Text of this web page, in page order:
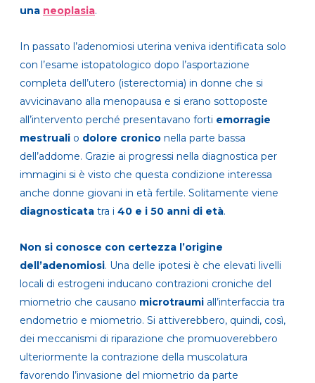
una neoplasia.
In passato l’adenomiosi uterina veniva identificata solo
con l’esame istopatologico dopo l’asportazione
completa dell’utero (isterectomia) in donne che si
avvicinavano alla menopausa e si erano sottoposte
all’intervento perché presentavano forti emorragie
mestruali o dolore cronico nella parte bassa
dell’addome. Grazie ai progressi nella diagnostica per
immagini si è visto che questa condizione interessa
anche donne giovani in età fertile. Solitamente viene
diagnosticata tra i 40 e i 50 anni di età.
Non si conosce con certezza l’origine
dell’adenomiosi. Una delle ipotesi è che elevati livelli
locali di estrogeni inducano contrazioni croniche del
miometrio che causano microtraumi all’interfaccia tra
endometrio e miometrio. Si attiverebbero, quindi, così,
dei meccanismi di riparazione che promuoverebbero
ulteriormente la contrazione della muscolatura
favorendo l’invasione del miometrio da parte